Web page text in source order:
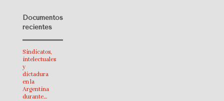
Documentos
recientes
Sindicatos,
intelectuales
y
dictadura
en la
Argentina
durante…